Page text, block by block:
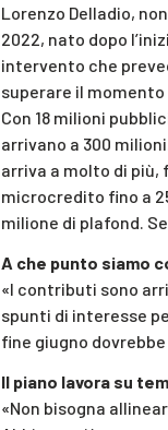
Lorenzo Delladio,
2022, nato dopo
intervento che
superare il
Con 18 milioni
arrivano a 300
arriva a molto di più,
microcredito fino a
milione di plafond.
A che punto siamo
«I contributi sono
spunti di interesse
fine giugno
Il piano lavora su
«Non bisogna